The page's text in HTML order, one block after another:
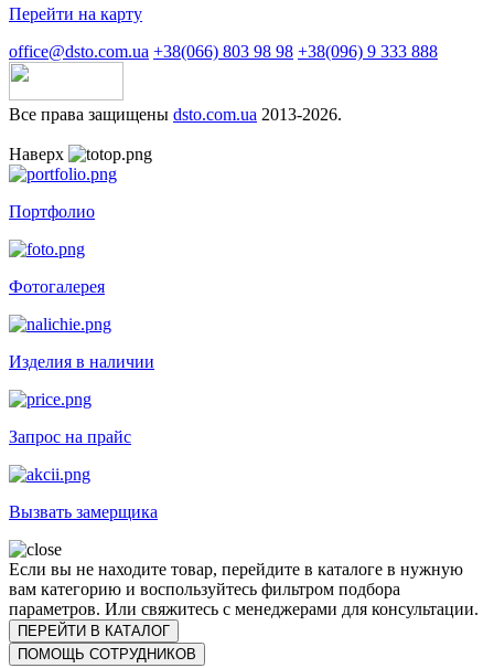
Перейти на карту
office@dsto.com.ua +38(066) 803 98 98 +38(096) 9 333 888
Все права защищены dsto.com.ua 2013-2026.
Наверх
Портфолио
Фотогалерея
Изделия в наличии
Запрос на прайс
Вызвать замерщика
Если вы не находите товар, перейдите в каталоге в нужную
вам категорию и воспользуйтесь фильтром подбора
параметров. Или свяжитесь с менеджерами для консультации.
ПЕРЕЙТИ В КАТАЛОГ
ПОМОЩЬ СОТРУДНИКОВ